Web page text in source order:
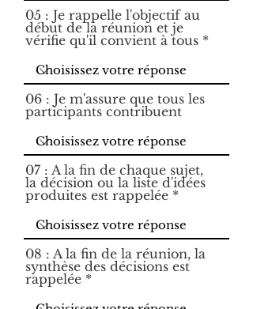
05 : Je rappelle l'objectif au
début de la réunion et je
vérifie qu'il convient à tous
06 : Je m'assure que tous les
participants contribuent
07 : A la fin de chaque sujet,
la décision ou la liste d'idées
produites est rappelée
08 : A la fin de la réunion, la
synthèse des décisions est
rappelée